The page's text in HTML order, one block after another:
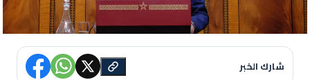
شارك الخبر